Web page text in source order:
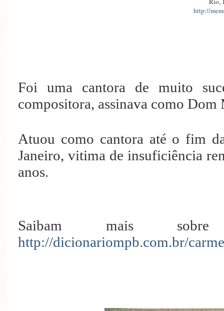
http://
Foi uma cantora de muito
compositora, assinava como Dom
Atuou como cantora até o fim
Janeiro, vitima de insuficiência
anos.
Saibam mais
http://dicionariompb.com.br/